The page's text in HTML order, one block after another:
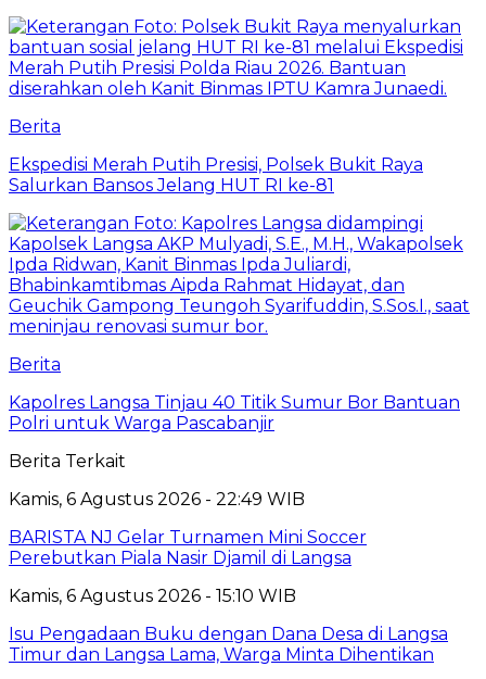
Berita
Ekspedisi Merah Putih Presisi, Polsek Bukit Raya
Salurkan Bansos Jelang HUT RI ke-81
Berita
Kapolres Langsa Tinjau 40 Titik Sumur Bor Bantuan
Polri untuk Warga Pascabanjir
Berita Terkait
Kamis, 6 Agustus 2026 - 22:49 WIB
BARISTA NJ Gelar Turnamen Mini Soccer
Perebutkan Piala Nasir Djamil di Langsa
Kamis, 6 Agustus 2026 - 15:10 WIB
Isu Pengadaan Buku dengan Dana Desa di Langsa
Timur dan Langsa Lama, Warga Minta Dihentikan